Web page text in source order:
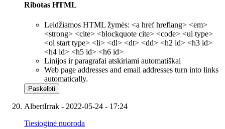
Ribotas HTML
Leidžiamos HTML žymės: <a href hreflang> <em>
<strong> <cite> <blockquote cite> <code> <ul type>
<ol start type> <li> <dl> <dt> <dd> <h2 id> <h3 id>
<h4 id> <h5 id> <h6 id>
Linijos ir paragrafai atskiriami automatiškai
Web page addresses and email addresses turn into links
automatically.
AlbertIrrak - 2022-05-24 - 17:24
Tiesioginė nuoroda